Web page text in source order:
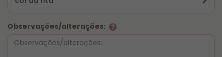
Observações/alterações: